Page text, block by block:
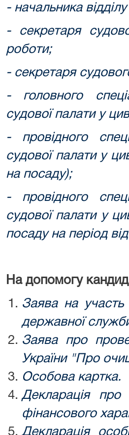
- начальника
- секретаря
роботи;
- секретаря
- головного
судової палати у
- провідного
судової палати у
на посаду);
- провідного
судової палати у
посаду на період
На допомогу
Заява на участь
державної
Заява про
України "Про
Особова картка.
Декларація
фінансового
Декларація